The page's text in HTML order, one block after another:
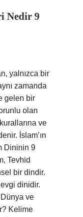
Nedir 9
yalnızca bir
zamanda
gelen bir
olan
ve
İslam’ın
Dininin 9
Tevhid
bir dindir.
dinidir.
Dünya ve
Kelime